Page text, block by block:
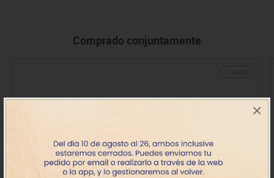
×
Comprado conjuntamente